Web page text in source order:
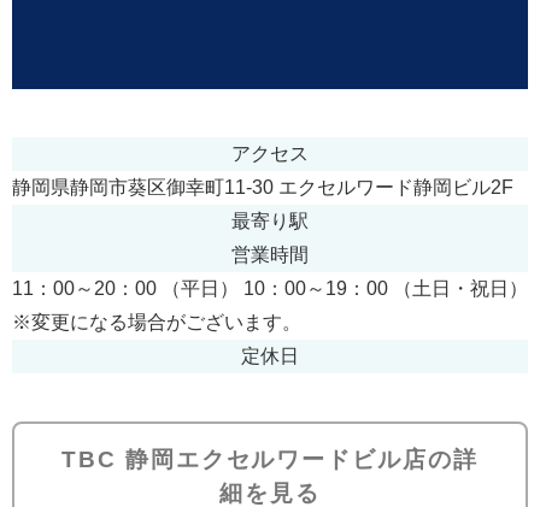
アクセス
静岡県静岡市葵区御幸町11-30 エクセルワード静岡ビル2F
最寄り駅
営業時間
11：00～20：00 （平日） 10：00～19：00 （土日・祝日）
※変更になる場合がございます。
定休日
TBC 静岡エクセルワードビル店の詳
細を見る